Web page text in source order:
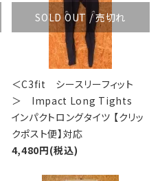
SOLD OUT / 売切れ
＜C3fit シースリーフィット
＞ Impact Long Tights
インパクトロングタイツ 【クリッ
クポスト便】対応
4,480円(税込)